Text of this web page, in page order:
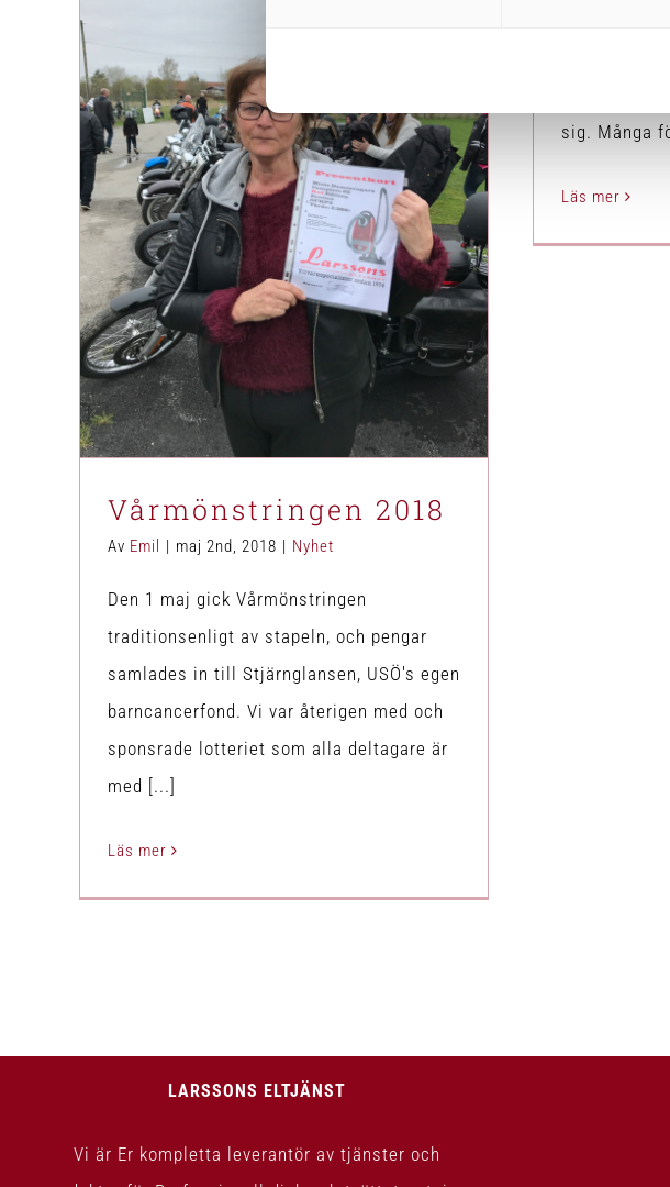
den som
ledigheten
sig. Många
Läs mer
Vårmönstringen 2018
Nyhet
Vårmönstringen 2018
Av Emil | maj 2nd, 2018 | Nyhet
Den 1 maj gick Vårmönstringen
traditionsenligt av stapeln, och pengar
samlades in till Stjärnglansen, USÖ's egen
barncancerfond. Vi var återigen med och
sponsrade lotteriet som alla deltagare är
med [...]
Läs mer
LARSSONS ELTJÄNST
Vi är Er kompletta leverantör av tjänster och